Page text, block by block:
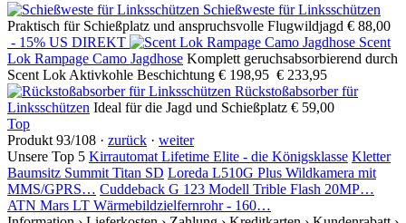
Schießweste für Linksschützen
Praktisch für Schießplatz und anspruchsvolle Flugwildjagd € 88,00
- 15% US DIREKT
Scent
Lok Rampage Camo Jagdhose Komplett geruchsabsorbierend durch
Scent Lok Aktivkohle Beschichtung € 198,95 € 233,95
Rückstoßabsorber für
Linksschützen Ideal für die Jagd und Schießplatz € 59,00
Top
Produkt 93/108 · zurück · weiter
Unsere Top 5 Kirrautomat Lifetime Elite - die Königsklasse Kletter
Baumsitz Summit Titan SD Loreda L510G Plus Wildkamera mit
MMS/GPRS… Cuddeback G 123 Modell Trible Flash 20MP…
ATN Mars LT Wärmebildzielfernrohr - 160…